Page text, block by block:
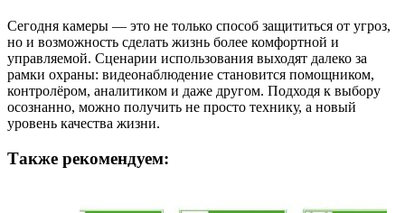
Сегодня камеры — это не только способ защититься от угроз,
но и возможность сделать жизнь более комфортной и
управляемой. Сценарии использования выходят далеко за
рамки охраны: видеонаблюдение становится помощником,
контролёром, аналитиком и даже другом. Подходя к выбору
осознанно, можно получить не просто технику, а новый
уровень качества жизни.
Также рекомендуем: